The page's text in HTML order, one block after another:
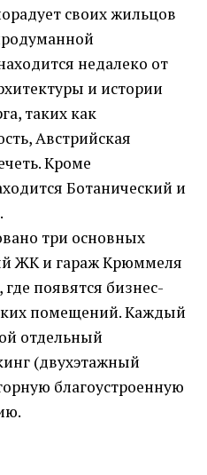
своих жильцов
недалеко от
и истории
таких как
Австрийская
Кроме
Ботанический и
три основных
ЖК и гараж Крюммеля
появятся бизнес-
помещений. Каждый
отдельный
(двухэтажный
благоустроенную